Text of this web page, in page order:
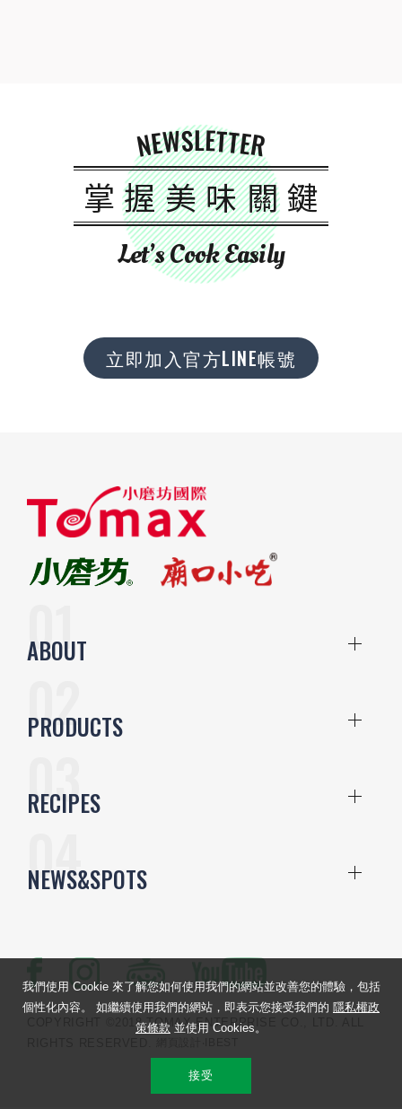
NEWSLETTER
掌握美味關鍵
Let’s Cook Easily
立即加入官方LINE帳號
ABOUT
PRODUCTS
RECIPES
NEWS&SPOTS
COPYRIGHT ©2018 TOMAX ENTERPRISE CO., LTD. ALL
我們使用 Cookie 來了解您如何使用我們的網站並改善您的體驗，包括
個性化內容。 如繼續使用我們的網站，即表示您接受我們的 隱私權政
策條款 並使用 Cookies。
接受